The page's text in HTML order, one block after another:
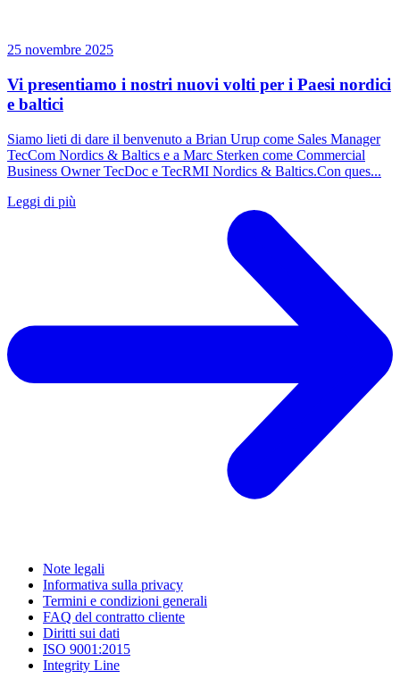
25 novembre 2025
Vi presentiamo i nostri nuovi volti per i Paesi nordici
e baltici
Siamo lieti di dare il benvenuto a Brian Urup come Sales Manager
TecCom Nordics & Baltics e a Marc Sterken come Commercial
Business Owner TecDoc e TecRMI Nordics & Baltics.Con ques...
Leggi di più
Note legali
Informativa sulla privacy
Termini e condizioni generali
FAQ del contratto cliente
Diritti sui dati
ISO 9001:2015
Integrity Line